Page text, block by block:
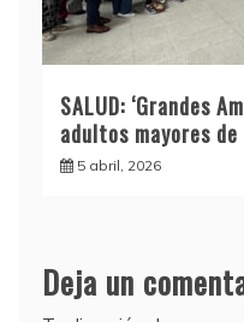
SALUD: ‘Grandes
adultos mayores
5 abril, 2026
Deja un